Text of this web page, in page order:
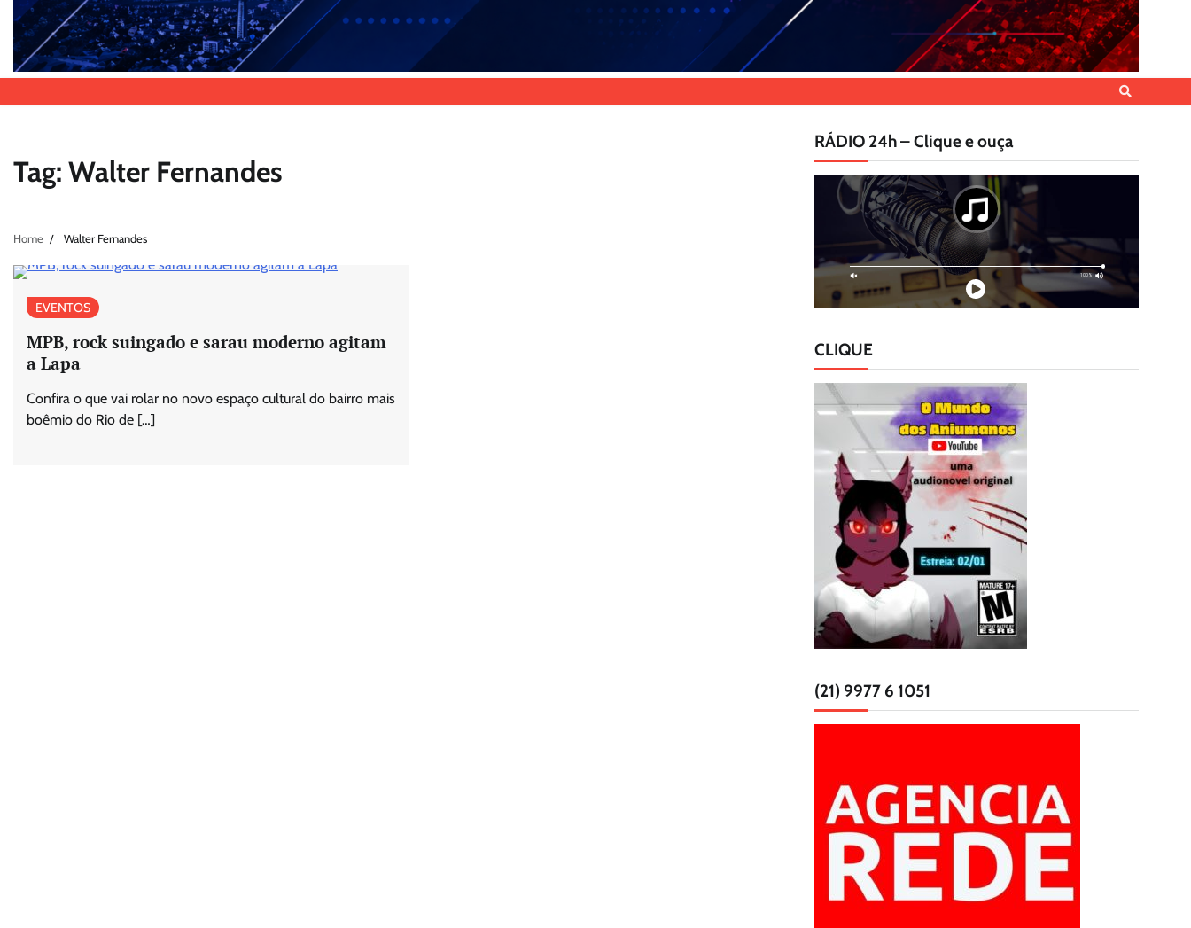
Tag: Walter Fernandes
Home Walter Fernandes
EVENTOS
MPB, rock suingado e sarau moderno agitam
a Lapa
Confira o que vai rolar no novo espaço cultural do bairro mais
boêmio do Rio de […]
RÁDIO 24h – Clique e ouça
CLIQUE
(21) 9977 6 1051